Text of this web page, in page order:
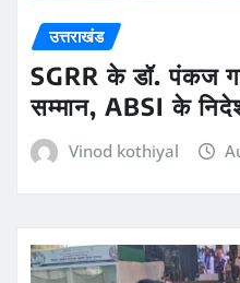
उत्तराखंड
SGRR के डॉ. पंकज
सम्मान, ABSI के
Vinod kothiyal